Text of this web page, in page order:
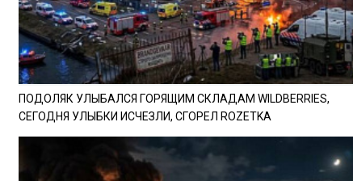
ПОДОЛЯК УЛЫБАЛСЯ ГОРЯЩИМ СКЛАДАМ WILDBERRIES,
СЕГОДНЯ УЛЫБКИ ИСЧЕЗЛИ, СГОРЕЛ ROZETKA